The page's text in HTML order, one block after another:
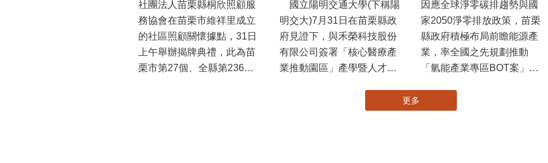
社團法人苗栗縣桐欣照顧服
務協會在苗栗市維祥里成立
的社區照顧關懷據點，31日
上午舉辦揭牌典禮，此為苗
栗市第27個、全縣第236處
國立陽明交通大學(下稱陽
明交大)7月31日在苗栗縣政
府見證下，與禾榮科技股份
有限公司簽署「核心醫療產
業推動園區」產學暨人才培
因應全球淨零碳排趨勢與國
家2050淨零排放政策，苗栗
縣政府積極布局前瞻能源產
業，率全國之先規劃推動
「氫能產業專區BOT案」，
更多